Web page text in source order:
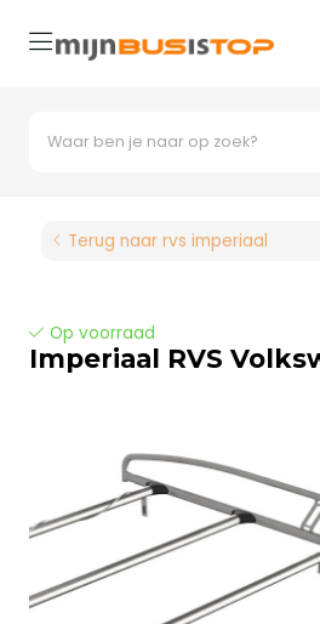
Terug naar rvs imperiaal
Op voorraad
Imperiaal RVS